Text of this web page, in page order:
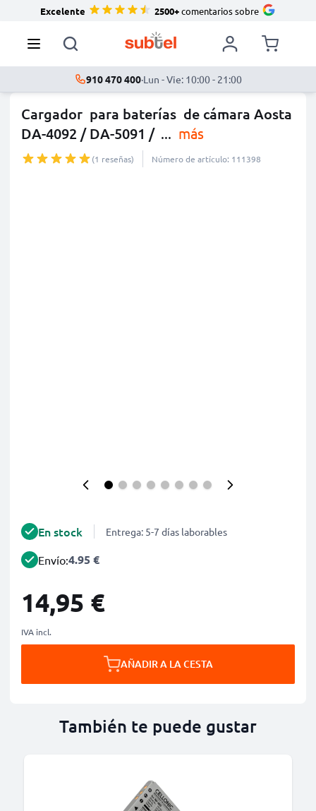
Excelente 2500+comentarios sobre
910 470 400·Lun - Vie: 10:00 - 21:00
Cargador para baterías de cámara Aosta
DA-4092 / DA-5091 / ... más
(1 reseñas) Número de artículo: 111398
En stock Entrega: 5-7 días laborables
Envío:4.95 €
14,95 €
IVA incl.
AÑADIR A LA CESTA
También te puede gustar